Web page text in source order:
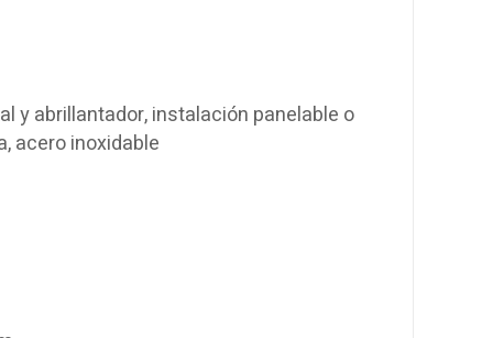
y abrillantador, instalación panelable o
acero inoxidable